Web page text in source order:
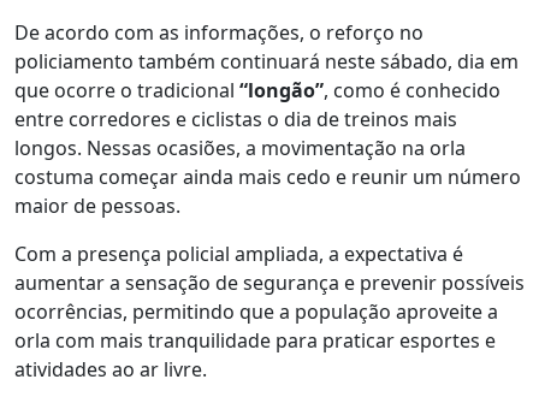
De acordo com as informações, o reforço no
policiamento também continuará neste sábado, dia em
que ocorre o tradicional “longão”, como é conhecido
entre corredores e ciclistas o dia de treinos mais
longos. Nessas ocasiões, a movimentação na orla
costuma começar ainda mais cedo e reunir um número
maior de pessoas.
Com a presença policial ampliada, a expectativa é
aumentar a sensação de segurança e prevenir possíveis
ocorrências, permitindo que a população aproveite a
orla com mais tranquilidade para praticar esportes e
atividades ao ar livre.